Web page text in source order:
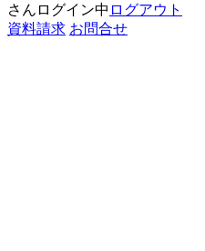
さんログイン中 ログアウト
資料請求 お問合せ